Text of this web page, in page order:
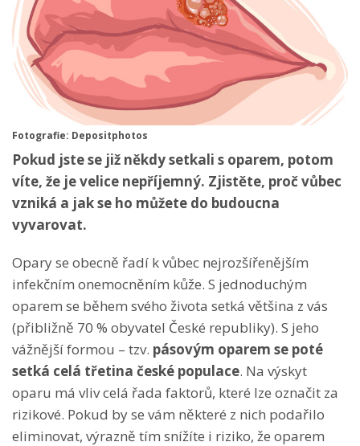
Fotografie: Depositphotos
Pokud jste se již někdy setkali s oparem, potom
víte, že je velice nepříjemný. Zjistěte, proč vůbec
vzniká a jak se ho můžete do budoucna
vyvarovat.
Opary se obecně řadí k vůbec nejrozšířenějším
infekčním onemocněním kůže. S jednoduchým
oparem se během svého života setká většina z vás
(přibližně 70 % obyvatel České republiky). S jeho
vážnější formou – tzv. pásovým oparem se poté
setká celá třetina české populace. Na výskyt
oparu má vliv celá řada faktorů, které lze označit za
rizikové. Pokud by se vám některé z nich podařilo
eliminovat, výrazně tím snížíte i riziko, že oparem